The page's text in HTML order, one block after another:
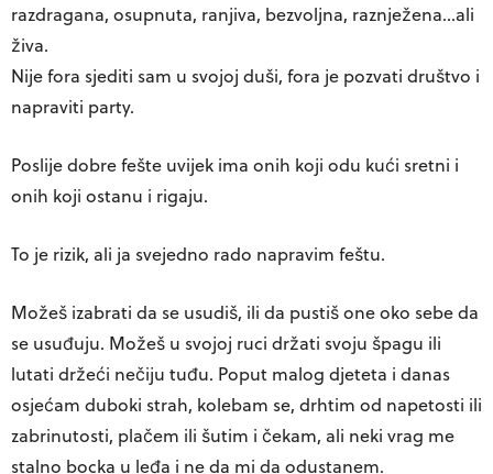
razdragana, osupnuta, ranjiva, bezvoljna, raznježena…ali
živa.
Nije fora sjediti sam u svojoj duši, fora je pozvati društvo i
napraviti party.
Poslije dobre fešte uvijek ima onih koji odu kući sretni i
onih koji ostanu i rigaju.
To je rizik, ali ja svejedno rado napravim feštu.
Možeš izabrati da se usudiš, ili da pustiš one oko sebe da
se usuđuju. Možeš u svojoj ruci držati svoju špagu ili
lutati držeći nečiju tuđu. Poput malog djeteta i danas
osjećam duboki strah, kolebam se, drhtim od napetosti ili
zabrinutosti, plačem ili šutim i čekam, ali neki vrag me
stalno bocka u leđa i ne da mi da odustanem.